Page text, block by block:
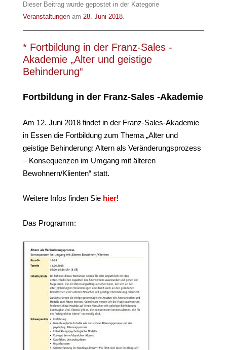
Dieser Beitrag wurde gepostet in der Kategorie
Veranstaltungenam 28. Juni 2018.
* Fortbildung in der Franz-Sales -
Akademie „Alter und geistige
Behinderung“
Fortbildung in der Franz-Sales -Akademie
Am 12. Juni 2018 findet in der Franz-Sales-Akademie
in Essen die Fortbildung zum Thema „Alter und
geistige Behinderung: Altern als Veränderungsprozess
– Konsequenzen im Umgang mit älteren
Bewohnern/Klienten“ statt.
Weitere Infos finden Sie hier!
Das Programm: